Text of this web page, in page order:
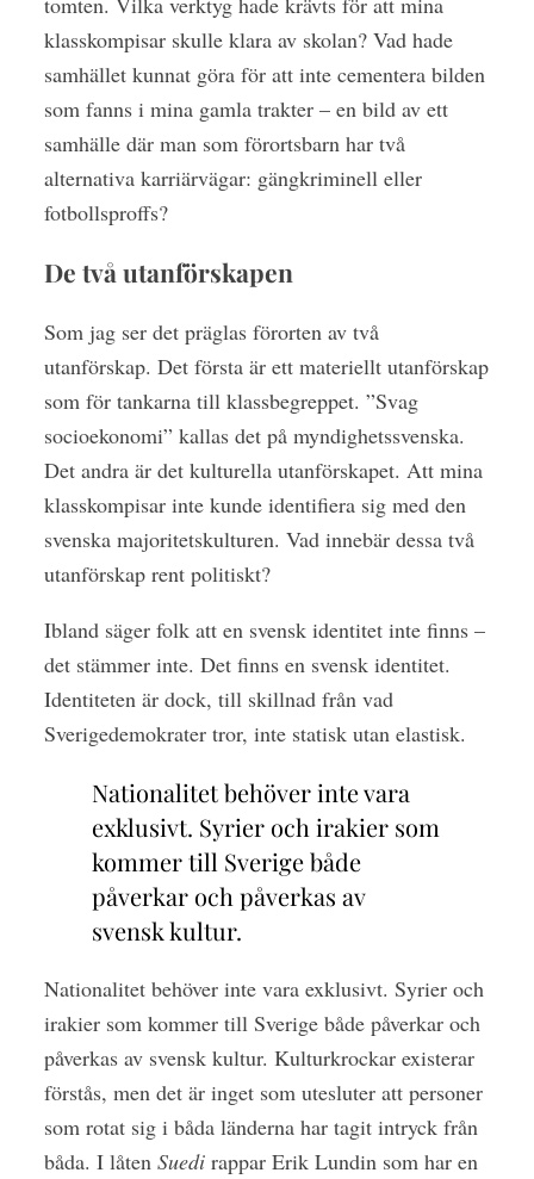
klasskompisar skulle klara av skolan? Vad hade
samhället kunnat göra för att inte cementera bilden
som fanns i mina gamla trakter – en bild av ett
samhälle där man som förortsbarn har två
alternativa karriärvägar: gängkriminell eller
fotbollsproffs?
De två utanförskapen
Som jag ser det präglas förorten av två
utanförskap. Det första är ett materiellt utanförskap
som för tankarna till klassbegreppet. ”Svag
socioekonomi” kallas det på myndighetssvenska.
Det andra är det kulturella utanförskapet. Att mina
klasskompisar inte kunde identifiera sig med den
svenska majoritetskulturen. Vad innebär dessa två
utanförskap rent politiskt?
Ibland säger folk att en svensk identitet inte finns –
det stämmer inte. Det finns en svensk identitet.
Identiteten är dock, till skillnad från vad
Sverigedemokrater tror, inte statisk utan elastisk.
Nationalitet behöver inte vara
exklusivt. Syrier och irakier som
kommer till Sverige både
påverkar och påverkas av
svensk kultur.
Nationalitet behöver inte vara exklusivt. Syrier och
irakier som kommer till Sverige både påverkar och
påverkas av svensk kultur. Kulturkrockar existerar
förstås, men det är inget som utesluter att personer
som rotat sig i båda länderna har tagit intryck från
båda. I låten Suedirappar Erik Lundin som har en